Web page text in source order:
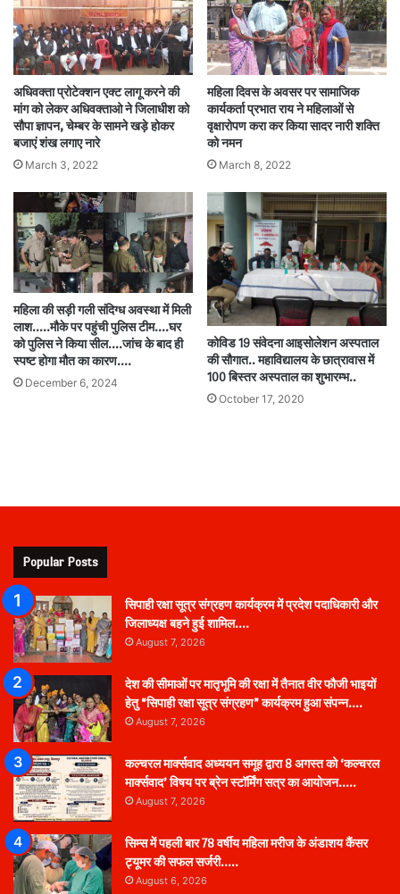
अधिवक्ता प्रोटेक्शन एक्ट लागू करने की
मांग को लेकर अधिवक्ताओ ने जिलाधीश को
सौपा ज्ञापन, चेम्बर के सामने खड़े होकर
बजाएं शंख लगाए नारे
March 3, 2022
महिला दिवस के अवसर पर सामाजिक
कार्यकर्ता प्रभात राय ने महिलाओं से
वृक्षारोपण करा कर किया सादर नारी शक्ति
को नमन
March 8, 2022
महिला की सड़ी गली संदिग्ध अवस्था में मिली
लाश…..मौके पर पहुंची पुलिस टीम….घर
को पुलिस ने किया सील….जांच के बाद ही
स्पष्ट होगा मौत का कारण….
December 6, 2024
कोविड 19 संवेदना आइसोलेशन अस्पताल
की सौगात.. महाविद्यालय के छात्रावास में
100 बिस्तर अस्पताल का शुभारम्भ..
October 17, 2020
Popular Posts
सिपाही रक्षा सूत्र संग्रहण कार्यक्रम में प्रदेश पदाधिकारी और
जिलाध्यक्ष बहने हुई शामिल….
August 7, 2026
देश की सीमाओं पर मातृभूमि की रक्षा में तैनात वीर फौजी भाइयों
हेतु “सिपाही रक्षा सूत्र संग्रहण” कार्यक्रम हुआ संपन्न….
August 7, 2026
कल्चरल मार्क्सवाद अध्ययन समूह द्वारा 8 अगस्त को ‘कल्चरल
मार्क्सवाद’ विषय पर ब्रेन स्टॉर्मिंग सत्र का आयोजन…..
August 7, 2026
सिम्स में पहली बार 78 वर्षीय महिला मरीज के अंडाशय कैंसर
ट्यूमर की सफल सर्जरी…..
August 6, 2026